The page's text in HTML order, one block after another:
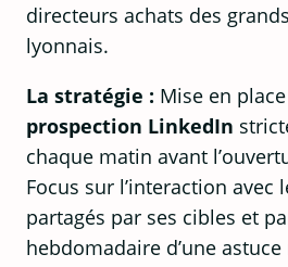
directeurs achats des
lyonnais.
La stratégie : Mise en place
prospection LinkedIn
chaque matin avant
Focus sur l’interaction avec
partagés par ses cibles et
hebdomadaire d’une